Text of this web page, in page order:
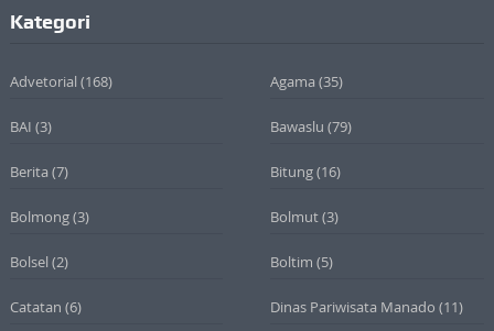
Kategori
Advetorial (168) Agama (35)
BAI (3) Bawaslu (79)
Berita (7) Bitung(16)
Bolmong(3) Bolmut(3)
Bolsel (2) Boltim (5)
Catatan (6) Dinas Pariwisata Manado (11)